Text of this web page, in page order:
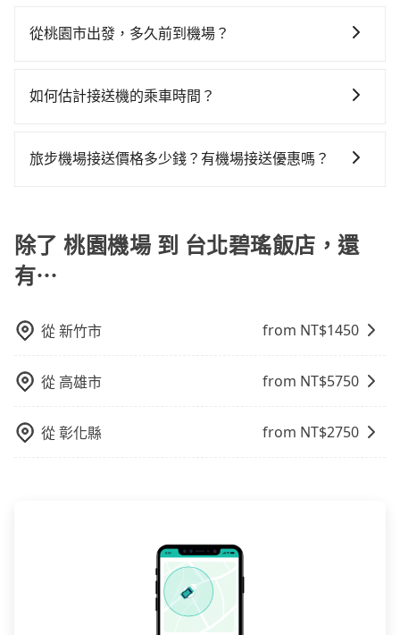
高鐵而不預約包車，不僅每人至少額外負擔20元車資，
tripool的拼車共乘服務，最多可再節省50%的交通費
tripool依舊會改派司機，但就不能保證旅客一出關即有
時間減少而提前落地，可在落地後直接與司機電話聯
您可與您的銀行或信用卡公司確認是否提供機場接送服
善保存相關資訊。若有任何疑問或需要進一步協助，亦
從桃園市出發，多久前到機場？
沒有事先網上辦理報到，要再更早一些。深夜交通通常
緩衝時間。
如何估計接送機的乘車時間？
到機場報到，為避免可能的塞車情況，在預估時最好額
1小時到機場已經綽綽有餘了。對於國際航線入境旅客來
說，如持有自動通關護照，通常30~40分鐘即可領完行
李出關，而外籍旅客則可能需要60~90分鐘的時間，建
時。但如果是國內航線的旅客，預約班機落地後30分鐘
旅步機場接送價格多少錢？有機場接送優惠嗎？
旅步提供透明的價格試算，沒有隱藏費用。此外，旅步
經常提供優惠活動，例如首次註冊送乘車金、來回預定
享95折等優惠。
除了 桃園機場 到 台北碧瑤飯店，還
有⋯
從新竹市 from NT$1450
從 高雄市 from NT$5750
從彰化縣 from NT$2750